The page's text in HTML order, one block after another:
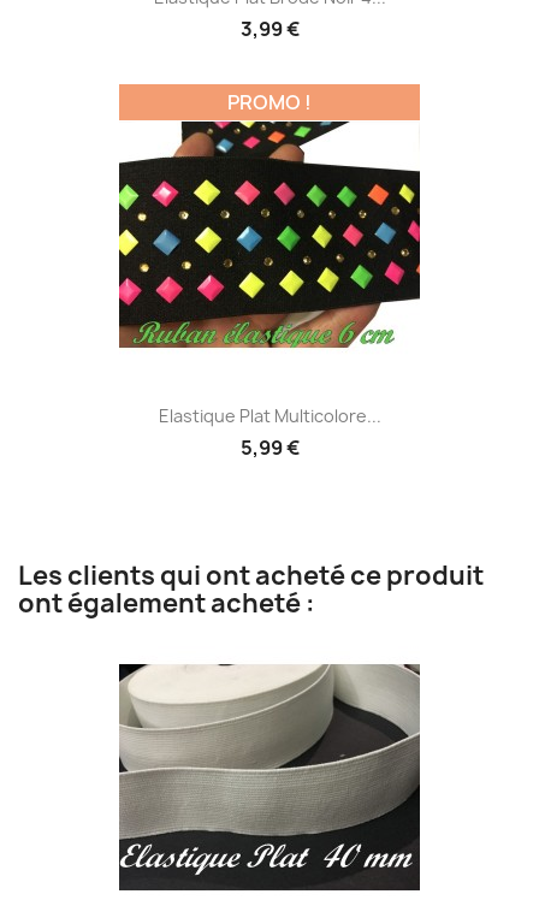
3,99 €
Elastique Plat Multicolore...
5,99 €
PROMO !
Les clients qui ont acheté ce produit
ont également acheté :